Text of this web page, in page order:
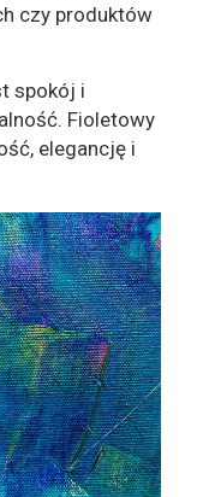
czy produktów
spokój i
Fioletowy
elegancję i